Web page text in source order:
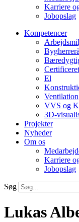
Karriere
Jobopslag
Kompetencer
El
Ventilation
VVS og
3D-
Projekter
Nyheder
Om os
Karriere
Jobopslag
Søg
Lukas